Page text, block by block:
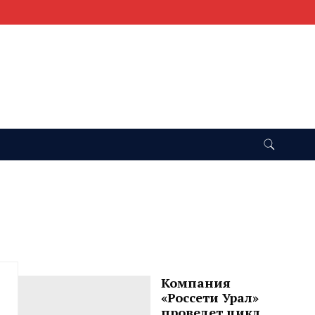
Компания
«Россети Урал»